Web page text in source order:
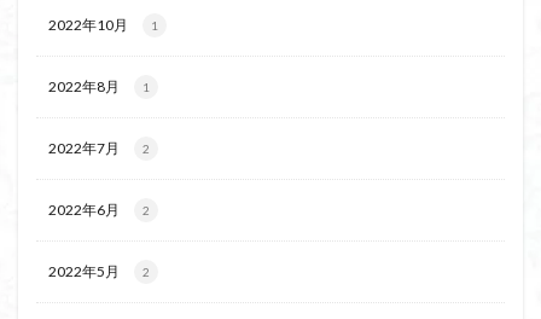
2022年10月 1
2022年8月 1
2022年7月 2
2022年6月 2
2022年5月 2